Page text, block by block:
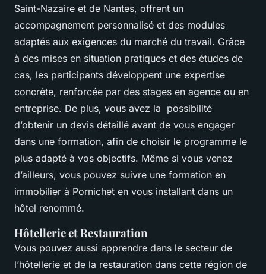
Saint-Nazaire et de Nantes, offrent un
accompagnement personnalisé et des modules
adaptés aux exigences du marché du travail. Grâce
à des mises en situation pratiques et des études de
cas, les participants développent une expertise
concrète, renforcée par des stages en agence ou en
entreprise. De plus, vous avez la possibilité
d’obtenir un devis détaillé avant de vous engager
dans une formation, afin de choisir le programme le
plus adapté à vos objectifs. Même si vous venez
d’ailleurs, vous pouvez suivre une formation en
immobilier à Pornichet en vous installant dans un
hôtel renommé.
Hôtellerie et Restauration
Vous pouvez aussi apprendre dans le secteur de
l’hôtellerie et de la restauration dans cette région de